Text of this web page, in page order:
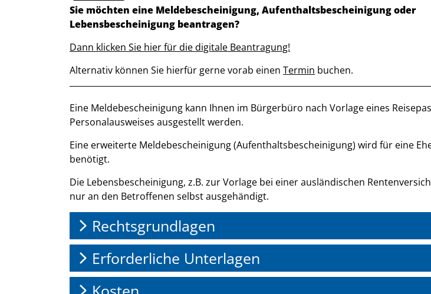
Kurzbeschreibung
Sie möchten eine Meldebescheinigung, Aufenthaltsbescheinigung oder
Lebensbescheinigung beantragen?
Dann klicken Sie hier für die digitale Beantragung!
Alternativ können Sie hierfür gerne vorab einen Termin buchen.
Beschreibung
Eine Meldebescheinigung kann Ihnen im Bürgerbüro nach Vorlage eines
Personalausweises ausgestellt werden.
Eine erweiterte Meldebescheinigung (Aufenthaltsbescheinigung) wird für eine
benötigt.
Die Lebensbescheinigung, z.B. zur Vorlage bei einer ausländischen
nur an den Betroffenen selbst ausgehändigt.
Rechtsgrundlagen
Erforderliche Unterlagen